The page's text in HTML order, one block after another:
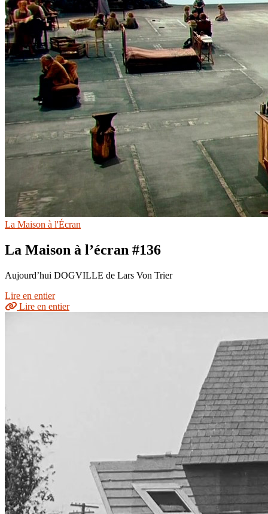
La Maison à l'Écran
La Maison à l’écran #136
Aujourd’hui DOGVILLE de Lars Von Trier
Lire en entier
Lire en entier